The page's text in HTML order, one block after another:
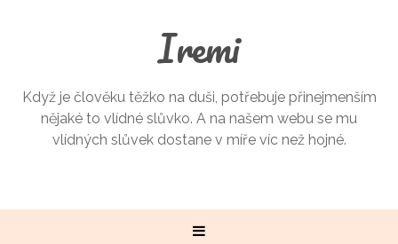
Iremi
Když je člověku těžko na duši, potřebuje přinejmenším
nějaké to vlídné slůvko. A na našem webu se mu
vlídných slůvek dostane v míře víc než hojné.